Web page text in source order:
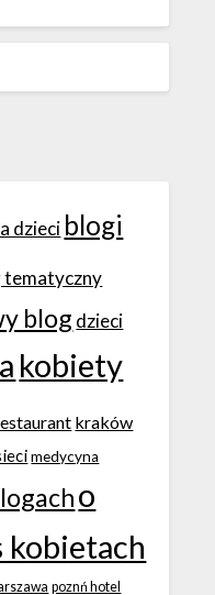
dzieci blogi
tematyczny
blog dzieci
kobiety
kraków
medycyna
o
kobietach
poznń hotel